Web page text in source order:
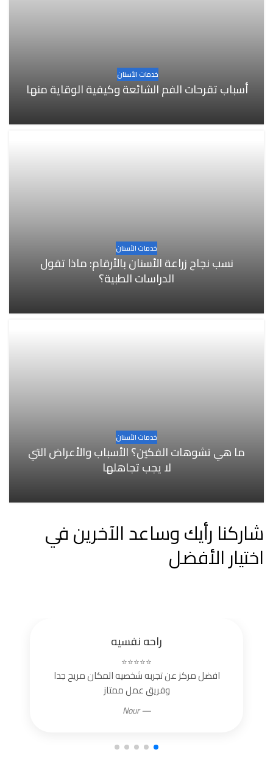
خدمات الأسنان
أسباب تقرحات الفم الشائعة وكيفية الوقاية منها
خدمات الأسنان
نسب نجاح زراعة الأسنان بالأرقام: ماذا تقول
الدراسات الطبية؟
خدمات الأسنان
ما هي تشوهات الفكين؟ الأسباب والأعراض التي
لا يجب تجاهلها
شاركنا رأيك وساعد الآخرين في
اختيار الأفضل
راحه نفسيه
⭐⭐⭐⭐⭐
افضل مركز عن تجربه شخصيه المكان مريح جدا
وفريق عمل ممتاز
— Nour